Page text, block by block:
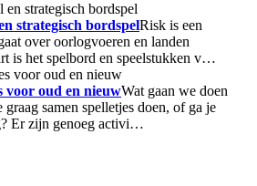
strategisch bordspelRisk is een
over oorlogvoeren en landen
is het spelbord en speelstukken v…
voor oud en nieuwWat gaan we doen
samen spelletjes doen, of ga je
Er zijn genoeg activi…